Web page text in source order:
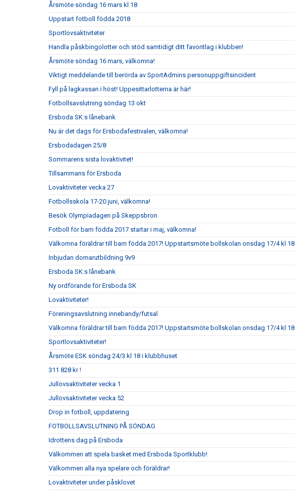
Årsmöte söndag 16 mars kl 18
Uppstart fotboll födda 2018
Sportlovsaktiviteter
Handla påskbingolotter och stöd samtidigt ditt favoritlag i klubben!
Årsmöte söndag 16 mars, välkomna!
Viktigt meddelande till berörda av SportAdmins personuppgiftsincident
Fyll på lagkassan i höst! Uppesittarlotterna är här!
Fotbollsavslutning söndag 13 okt
Ersboda SK:s lånebank
Nu är det dags för Ersbodafestivalen, välkomna!
Ersbodadagen 25/8
Sommarens sista lovaktivitet!
Tillsammans för Ersboda
Lovaktiviteter vecka 27
Fotbollsskola 17-20 juni, välkomna!
Besök Olympiadagen på Skeppsbron
Fotboll för barn födda 2017 startar i maj, välkomna!
Välkomna föräldrar till barn födda 2017! Uppstartsmöte bollskolan onsdag 17/4 kl 18
Inbjudan domarutbildning 9v9
Ersboda SK:s lånebank
Ny ordförande för Ersboda SK
Lovaktiviteter!
Föreningsavslutning innebandy/futsal
Välkomna föräldrar till barn födda 2017! Uppstartsmöte bollskolan onsdag 17/4 kl 18
Sportlovsaktiviteter!
Årsmöte ESK söndag 24/3 kl 18 i klubbhuset
311 828 kr !
Jullovsaktiviteter vecka 1
Jullovsaktiviteter vecka 52
Drop in fotboll, uppdatering
FOTBOLLSAVSLUTNING PÅ SÖNDAG
Idrottens dag på Ersboda
Välkommen att spela basket med Ersboda Sportklubb!
Välkommen alla nya spelare och föräldrar!
Lovaktiviteter under påsklovet